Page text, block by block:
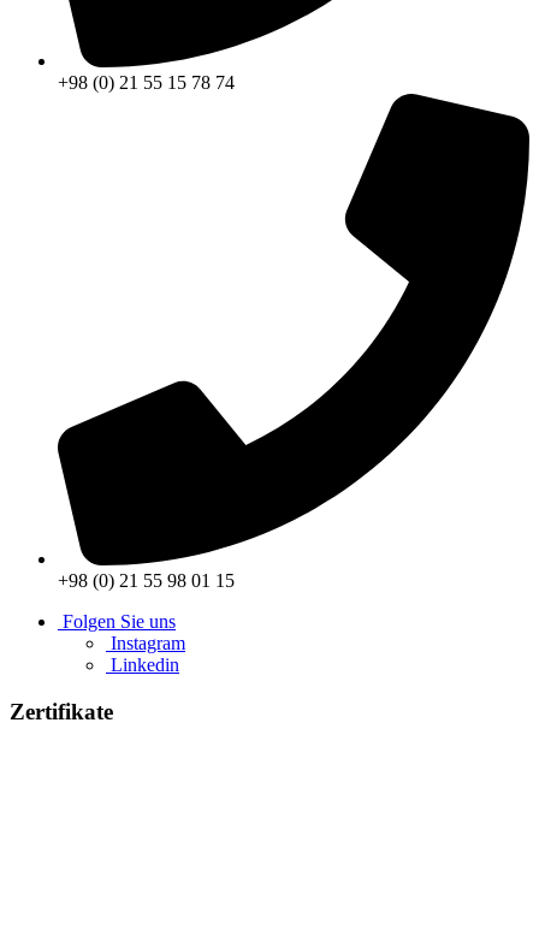
+98 (0) 21 55 15 78 74
+98 (0) 21 55 98 01 15
Folgen Sie uns
Instagram
Linkedin
Zertifikate